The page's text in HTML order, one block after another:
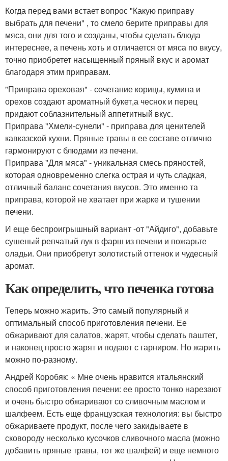
Когда перед вами встает вопрос "Какую приправу
выбрать для печени" , то смело берите приправы для
мяса, они для того и созданы, чтобы сделать блюда
интереснее, а печень хоть и отличается от мяса по вкусу,
точно приобретет насыщенный пряный вкус и аромат
благодаря этим приправам.
"Приправа ореховая" - сочетание корицы, кумина и
орехов создают ароматный букет,а чеснок и перец
придают соблазнительный аппетитный вкус.
Приправа "Хмели-сунели" - приправа для ценителей
кавказской кухни. Пряные травы в ее составе отлично
гармонируют с блюдами из печени.
Приправа "Для мяса" - уникальная смесь пряностей,
которая одновременно слегка острая и чуть сладкая,
отличный баланс сочетания вкусов. Это именно та
приправа, которой не хватает при жарке и тушении
печени.
И еще беспроигрышный вариант -от "Айдиго", добавьте
сушеный репчатый лук в фарш из печени и пожарьте
оладьи. Они приобретут золотистый оттенок и чудесный
аромат.
Как определить, что печенка готова
Теперь можно жарить. Это самый популярный и
оптимальный способ приготовления печени. Ее
обжаривают для салатов, жарят, чтобы сделать паштет,
и наконец просто жарят и подают с гарниром. Но жарить
можно по-разному.
Андрей Коробяк: « Мне очень нравится итальянский
способ приготовления печени: ее просто тонко нарезают
и очень быстро обжаривают со сливочным маслом и
шалфеем. Есть еще французская технология: вы быстро
обжариваете продукт, после чего закидываете в
сковороду несколько кусочков сливочного масла (можно
добавить пряные травы, тот же шалфей) и еще немного